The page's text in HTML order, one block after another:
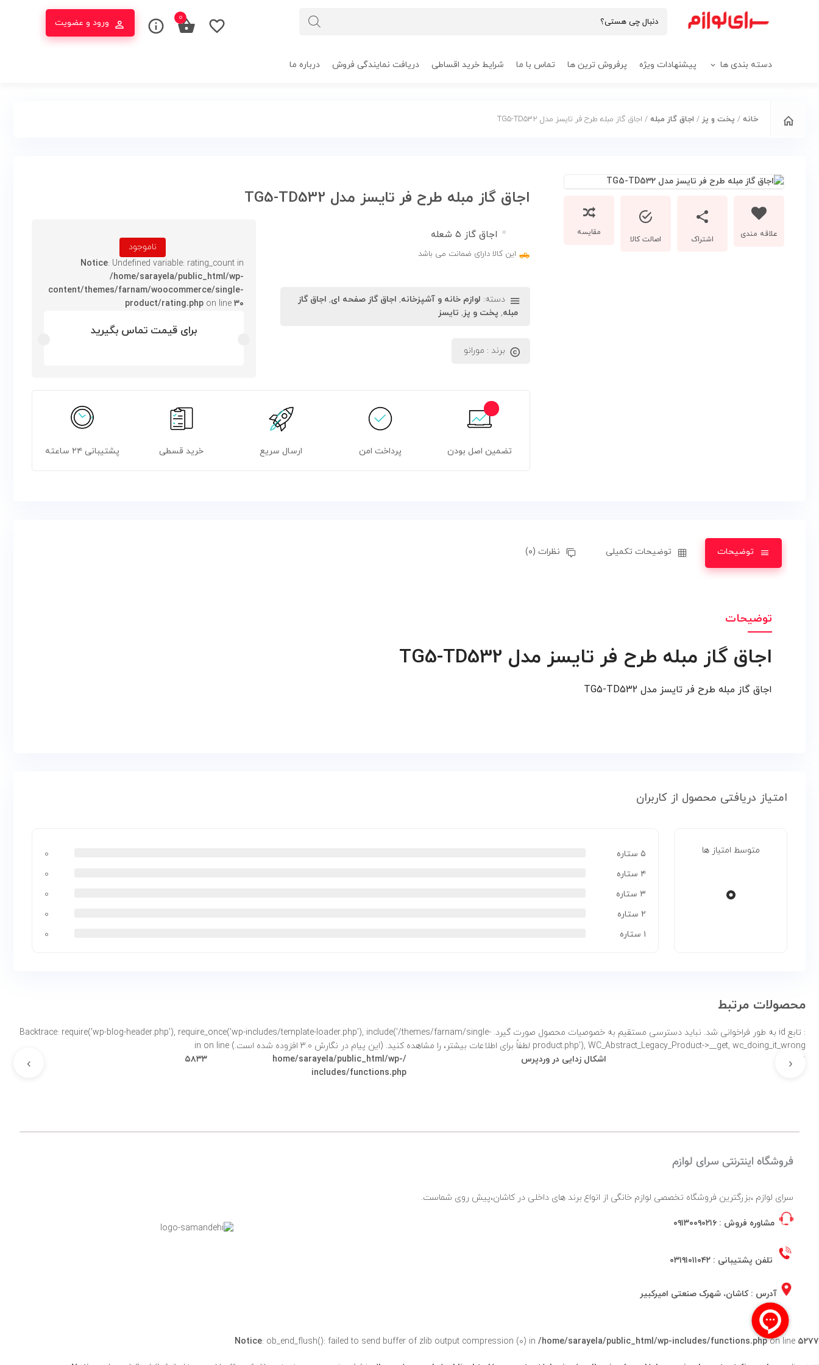
ورود و عضویت ۰
دسته بندی ها پیشنهادات ویژه پرفروش ترین ها تماس با ما شرایط خرید اقساطی دریافت نمایندگی فروش درباره ما
خانه / پخت و پز / اجاق گاز مبله / اجاق گاز مبله طرح فر تایسز مدل TG5-TD532
اشتراک اصالت کالا
مقایسه
اجاق گاز مبله طرح فر تایسز مدل TG5-TD532
اجاق گاز ۵ شعله
این کالا دارای ضمانت می باشد
دسته: لوازم خانه و آشپزخانه, اجاق گاز صفحه ای, اجاق گاز
مبله, پخت و پز, تایسز
برند : مورانو
ناموجود
Notice: Undefined variable: rating_count in
/home/sarayela/public_html/wp-
content/themes/farnam/woocommerce/single-
product/rating.php on line۳۰
برای قیمت تماس بگیرید
تضمین اصل بودن پرداخت امن ارسال سریع خرید قسطی پشتیبانی ۲۴ ساعته
توضیحات توضیحات تکمیلی نظرات (۰)
توضیحات
اجاق گاز مبله طرح فر تایسز مدل TG5-TD532
اجاق گاز مبله طرح فر تایسز مدل TG5-TD532
امتیاز دریافتی محصول از کاربران
متوسط امتیاز ها
۰
۵ ستاره
۰
۴ ستاره
۰
۳ ستاره
۰
۲ ستاره
۰
۱ ستاره
۰
محصولات مرتبط
: تابع id به طور
فراخوانی شد. نباید دسترسی مستقیم به خصوصیات محصول صورت گیرد. Backtrace: require('wp-blog-header.php'), require_once('wp-includes/template-loader.php'), include('/themes/farnam/single-
product.php'), WC_Abstract_Legacy_Product->__get, wc_doing_it_wrong لطفاً برای اطلاعات بیشتر،
را مشاهده کنید. (این پیام در نگارش 3.0 افزوده شده است.) in
on line
اشکال زدایی در وردپرس
/home/sarayela/public_html/wp-
۵۸۳۳ ‹
›
فروشگاه اینترنتی سرای لوازم
سرای لوازم ،بزرگترین فروشگاه تخصصی لوازم خانگی از انواع برند های داخلی در کاشان،پیش روی شماست.
مشاوره فروش : ۰۹۱۳۰۰۹۰۲۱۶
تلفن پشتیبانی : ۰۳۱۹۱۰۱۱۰۴۲
آدرس : کاشان، شهرک صنعتی امیرکبیر
Notice: ob_end_flush(): failed to send buffer of zlib output compression (0) in /home/sarayela/public_html/wp-includes/functions.phpon line ۵۲۷۷